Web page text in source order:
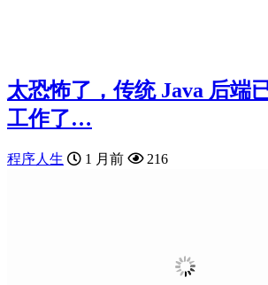
太恐怖了，传统 Java 后端
工作了…
程序人生 1 月前 216